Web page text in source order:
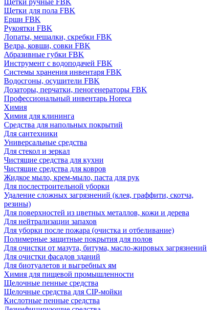
Щетки ручные FBK
Щетки для пола FBK
Ерши FBK
Рукоятки FBK
Лопаты, мешалки, скребки FBK
Ведра, ковши, совки FBK
Абразивные губки FBK
Инструмент с водоподачей FBK
Системы хранения инвентаря FBK
Водосгоны, осушители FBK
Дозаторы, перчатки, пеногенераторы FBK
Профессиональный инвентарь Horeca
Химия
Химия для клининга
Средства для напольных покрытий
Для сантехники
Универсальные средства
Для стекол и зеркал
Чистящие средства для кухни
Чистящие средства для ковров
Жидкое мыло, крем-мыло, паста для рук
Для послестроительной уборки
Удаление сложных загрязнений (клея, граффити, скотча,
резины)
Для поверхностей из цветных металлов, кожи и дерева
Для нейтрализации запахов
Для уборки после пожара (очистка и отбеливание)
Полимерные защитные покрытия для полов
Для очистки от мазута, битума, масло-жировых загрязнений
Для очистки фасадов зданий
Для биотуалетов и выгребных ям
Химия для пищевой промышленности
Щелочные пенные средства
Щелочные средства для CIP-мойки
Кислотные пенные средства